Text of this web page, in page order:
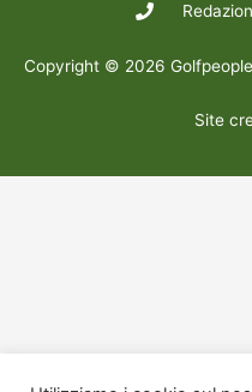
Copyright © 2026
Site